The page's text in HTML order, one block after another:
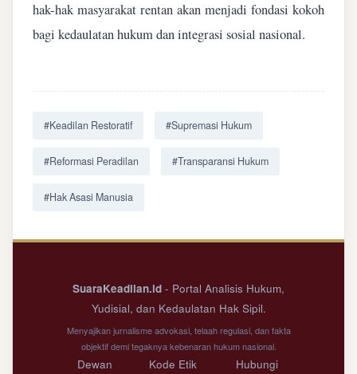
hak-hak masyarakat rentan akan menjadi fondasi kokoh
bagi kedaulatan hukum dan integrasi sosial nasional.
#Keadilan Restoratif #Supremasi Hukum
#Reformasi Peradilan #Transparansi Hukum
#Hak Asasi Manusia
SuaraKeadilan.id - Portal Analisis Hukum,
Yudisial, dan Kedaulatan Hak Sipil.
Menyajikan jurnalisme advokasi, telaah regulasi, dan fakta
objektif demi tegaknya kebenaran hukum nasional.
Dewan Kode Etik Hubungi